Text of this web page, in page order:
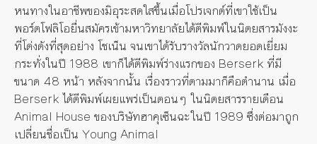
หนทางในอาชีพของมิอุระสดใสขึ้นเมื่อโปรเจกต์ที่เขาใช้เป็น
พอร์ตโฟลิโอยื่นสมัครเข้ามหาวิทยาลัยได้ตีพิมพ์ในนิตยสารมังงะ
ที่โด่งดังที่สุดอย่าง โชเน็น จนเขาได้รับรางวัลนักวาดยอดเยี่ยม
กระทั่งในปี 1988 เขาก็ได้ตีพิมพ์ร่างแรกของ Berserk ที่มี
ขนาด 48 หน้า หลังจากนั้น เรื่องราวที่ตามมาก็คือตำนาน เมื่อ
Berserk ได้ตีพิมพ์เผยแพร่เป็นตอนๆ ในนิตยสารรายเดือน
Animal House ของบริษัทฮาคุเซ็นฉะในปี 1989 ซึ่งต่อมาถูก
เปลี่ยนชื่อเป็น Young Animal